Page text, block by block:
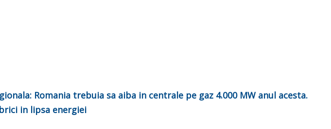
Romania trebuia sa aiba in centrale pe gaz 4.000 MW anul acesta.
in lipsa energiei